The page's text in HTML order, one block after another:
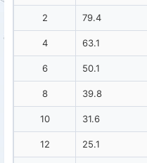
2 79.4
4 63.1
6 50.1
8 39.8
10 31.6
12 25.1